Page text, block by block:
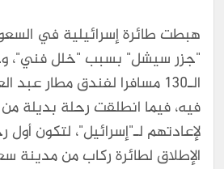
هبطت طائرة إسرائيلية في
"جزر سيشل" بسبب "خلل فني"،
الـ130 مسافرا لفندق مطار عبد
فيه، فيما انطلقت رحلة بديلة
لإعادتهم لـ"إسرائيل"، لتكون
الإطلاق لطائرة ركاب من مدينة